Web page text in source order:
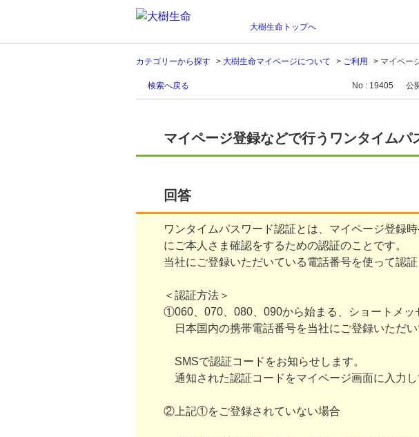
大樹生命トップへ
カテゴリーから探す > 大樹生命マイページについて > ご利用 > マイペー
検索へ戻る No : 19405 公
マイページ登録などで行うワンタイムパ
回答
ワンタイムパスワード認証とは、マイページ登録
にご本人さま確認をするための認証のことです。
当社にご登録いただいている電話番号を使って認証
＜認証方法＞
①060、070、080、090から始まる、ショートメッ
日本国内の携帯電話番号を当社にご登録いただ
SMSで認証コードをお知らせします。
通知された認証コードをマイページ画面に入力し
②上記①をご登録されていない場合